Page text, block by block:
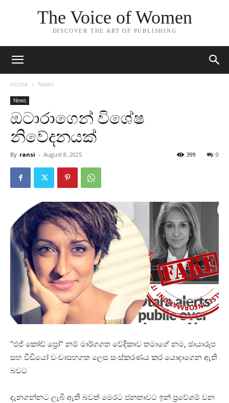
The Voice of Women
DISCOVER THE ART OF PUBLISHING
Home News
News
ඔටාරාගෙන් විශේෂ
නිවේදනයක්
By ransi - August 8, 2025 0
399
“එජ් කෝඩ් ප්‍රෝ” නම් මාර්ගගත වේදිකාව තමාගේ නම, ඡායාරූප
සහ වීඩියෝ වංචාසහගත ලෙස සංස්කරණය කර යොදාගෙන ඇති
බවට
දැනගන්නට ලැබී ඇති බවත් මෙරට ජනතාවට ඉන් ප්‍රවේශම් වන